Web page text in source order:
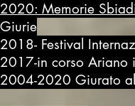
2020: Memorie
Giurie
2018- Festival
2017-in corso Ariano
2004-2020 Giurato